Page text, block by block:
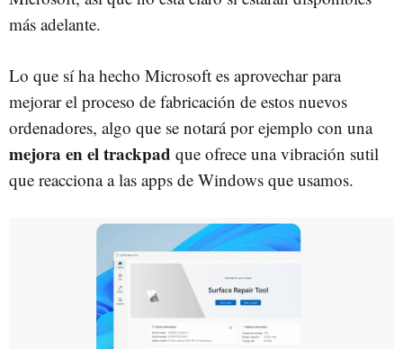
más adelante.
Lo que sí ha hecho Microsoft es aprovechar para
mejorar el proceso de fabricación de estos nuevos
ordenadores, algo que se notará por ejemplo con una
mejora en el trackpad que ofrece una vibración sutil
que reacciona a las apps de Windows que usamos.